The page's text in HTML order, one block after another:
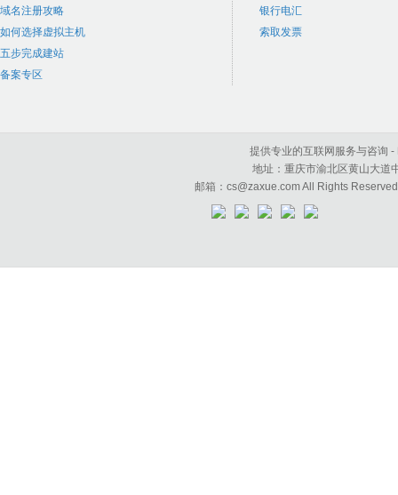
域名注册攻略
如何选择虚拟主机
五步完成建站
备案专区
银行电汇
索取发票
提供专业的互联网服务与咨询
地址：重庆市渝北区黄山大
邮箱：cs@zaxue.com All Rights